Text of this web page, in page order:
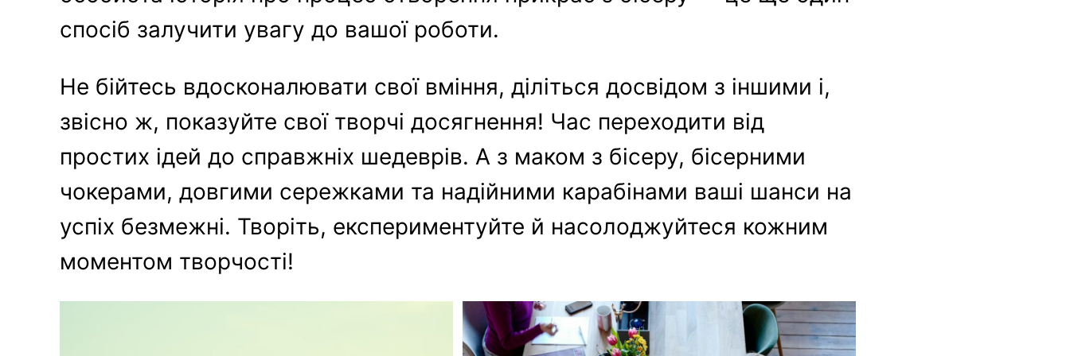
спосіб залучити увагу до вашої роботи.
Не бійтесь вдосконалювати свої вміння, діліться досвідом з іншими і,
звісно ж, показуйте свої творчі досягнення! Час переходити від
простих ідей до справжніх шедеврів. А з маком з бісеру, бісерними
чокерами, довгими сережками та надійними карабінами ваші шанси на
успіх безмежні. Творіть, експериментуйте й насолоджуйтеся кожним
моментом творчості!